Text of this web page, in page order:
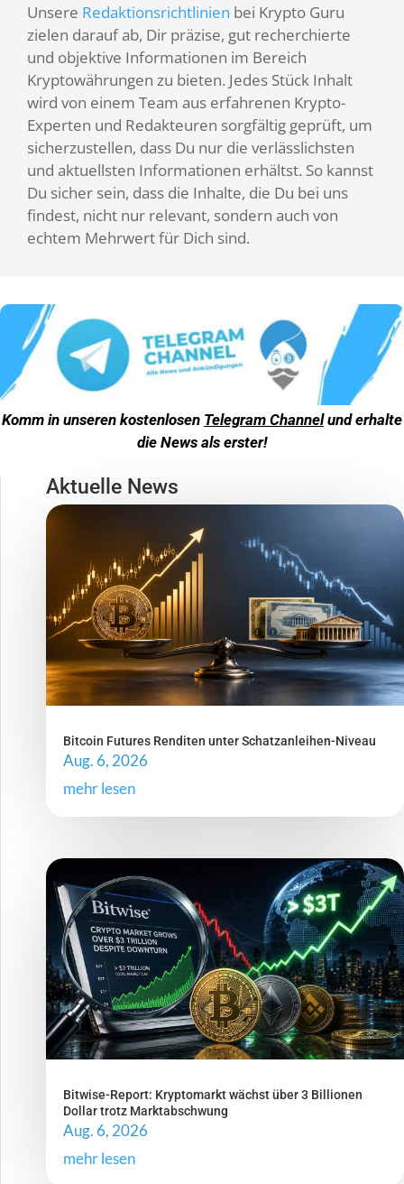
Unsere Redaktionsrichtlinien bei Krypto Guru
zielen darauf ab, Dir präzise, gut recherchierte
und objektive Informationen im Bereich
Kryptowährungen zu bieten. Jedes Stück Inhalt
wird von einem Team aus erfahrenen Krypto-
Experten und Redakteuren sorgfältig geprüft, um
sicherzustellen, dass Du nur die verlässlichsten
und aktuellsten Informationen erhältst. So kannst
Du sicher sein, dass die Inhalte, die Du bei uns
findest, nicht nur relevant, sondern auch von
echtem Mehrwert für Dich sind.
Komm in unseren kostenlosen Telegram Channelund erhalte
die News als erster!
Aktuelle News
Bitcoin Futures Renditen unter Schatzanleihen-Niveau
Aug. 6, 2026
mehr lesen
Bitwise-Report: Kryptomarkt wächst über 3 Billionen
Dollar trotz Marktabschwung
Aug. 6, 2026
mehr lesen